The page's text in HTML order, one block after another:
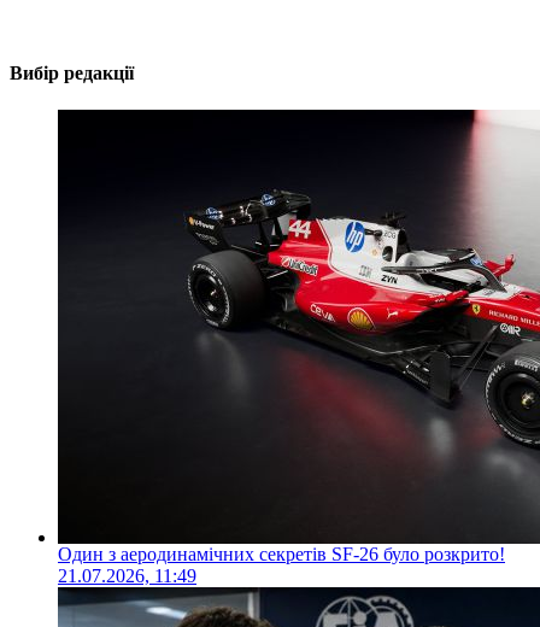
Вибір редакції
Один з аеродинамічних секретів SF-26 було розкрито!
21.07.2026, 11:49